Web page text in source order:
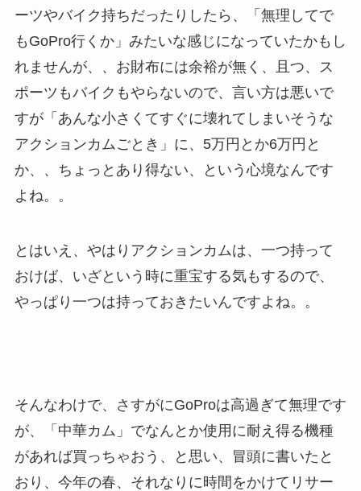
ーツやバイク持ちだったりしたら、「無理してで
もGoPro行くか」みたいな感じになっていたかもし
れませんが、、お財布には余裕が無く、且つ、ス
ポーツもバイクもやらないので、言い方は悪いで
すが「あんな小さくてすぐに壊れてしまいそうな
アクションカムごとき」に、5万円とか6万円と
か、、ちょっとあり得ない、という心境なんです
よね。。
とはいえ、やはりアクションカムは、一つ持って
おけば、いざという時に重宝する気もするので、
やっぱり一つは持っておきたいんですよね。。
そんなわけで、さすがにGoProは高過ぎて無理です
が、「中華カム」でなんとか使用に耐え得る機種
があれば買っちゃおう、と思い、冒頭に書いたと
おり、今年の春、それなりに時間をかけてリサー